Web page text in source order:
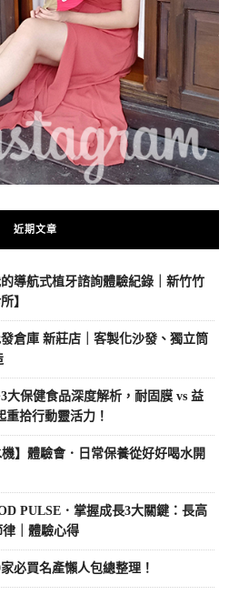
近期文章
導航式植牙諮詢體驗紀錄｜新竹竹
】
倉庫 新莊店｜客製化沙發、獨立筒
大保健食品深度解析，耐固膜 vs 益
重拾行動靈活力！
】體驗會．日常保養從好好喝水開
PULSE．掌握成長3大關鍵：長高
｜體驗心得
必買名產懶人包總整理！